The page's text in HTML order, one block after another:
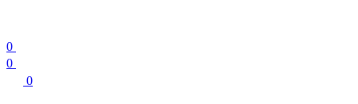
0
0
0